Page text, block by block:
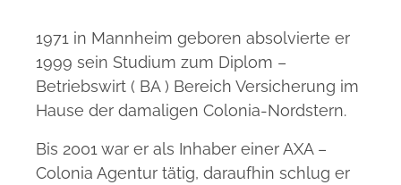
1971 in Mannheim geboren absolvierte er
1999 sein Studium zum Diplom –
Betriebswirt ( BA ) Bereich Versicherung im
Hause der damaligen Colonia-Nordstern.
Bis 2001 war er als Inhaber einer AXA –
Colonia Agentur tätig, daraufhin schlug er